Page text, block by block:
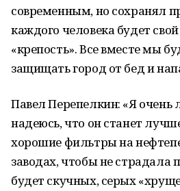
современным, но сохранял
каждого человека будет
«крепость». Все вместе мы
защищать город от бед и
Павел Перепелкин: «Я очень
надеюсь, что он станет
хорошие фильтры на
заводах, чтобы не страдала
будет скучных, серых